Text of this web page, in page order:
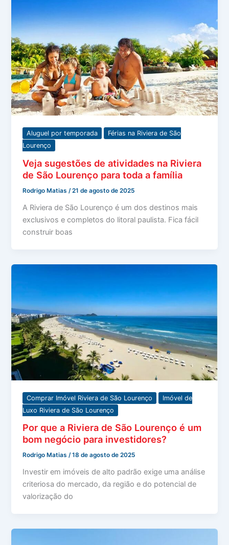
Aluguel por temporada
Férias na Riviera de São
Lourenço
Veja sugestões de atividades na Riviera
de São Lourenço para toda a família
Rodrigo Matias/21 de agosto de 2025
A Riviera de São Lourenço é um dos destinos mais
exclusivos e completos do litoral paulista. Fica fácil
construir boas
Comprar Imóvel Riviera de São Lourenço
Imóvel de
Luxo Riviera de São Lourenço
Por que a Riviera de São Lourenço é um
bom negócio para investidores?
Rodrigo Matias/18 de agosto de 2025
Investir em imóveis de alto padrão exige uma análise
criteriosa do mercado, da região e do potencial de
valorização do